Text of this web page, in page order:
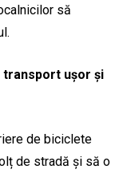
să
transport ușor și
de biciclete
de stradă și să o